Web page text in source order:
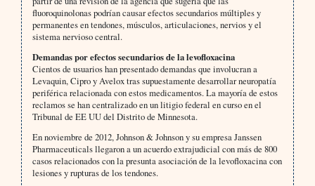
fluoroquinolonas podrían causar efectos secundarios múltiples y
permanentes en tendones, músculos, articulaciones, nervios y el
sistema nervioso central.
Demandas por efectos secundarios de la levofloxacina
Cientos de usuarios han presentado demandas que involucran a
Levaquin, Cipro y Avelox tras supuestamente desarrollar neuropatía
periférica relacionada con estos medicamentos. La mayoría de estos
reclamos se han centralizado en un litigio federal en curso en el
Tribunal de EE UU del Distrito de Minnesota.
En noviembre de 2012, Johnson & Johnson y su empresa Janssen
Pharmaceuticals llegaron a un acuerdo extrajudicial con más de 800
casos relacionados con la presunta asociación de la levofloxacina con
lesiones y rupturas de los tendones.